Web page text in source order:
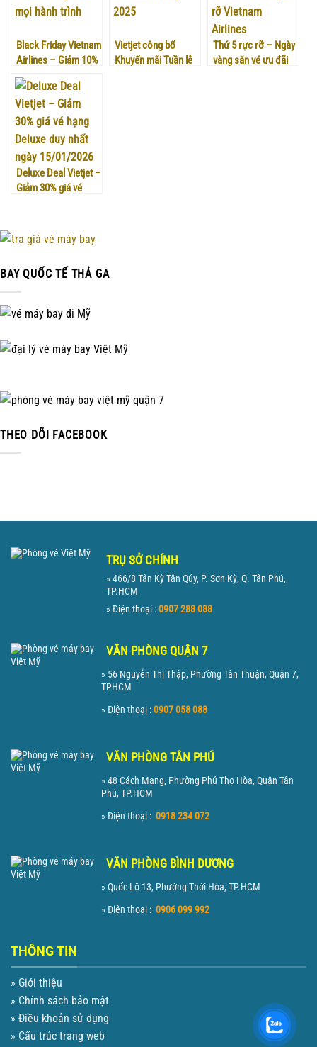
Black Friday Vietnam
Airlines – Giảm 10%
giá vé mọi hành trình
Vietjet công bố
Khuyến mãi Tuần lễ
Thứ 5 rực rỡ – Ngày
vàng săn vé ưu đãi
Deluxe Deal Vietjet –
Giảm 30% giá vé
15/01/2026
BAY QUỐC TẾ THẢ GA
THEO DÕI FACEBOOK
TRỤ SỞ CHÍNH
» 466/8 Tân Kỳ Tân Qúy, P. Sơn Kỳ, Q. Tân Phú,
TP.HCM
» Điện thoại :0907 288 088
VĂN PHÒNG QUẬN 7
» 56 Nguyễn Thị Thập, Phường Tân Thuận, Quận 7,
TPHCM
» Điện thoại :0907 058 088
VĂN PHÒNG TÂN PHÚ
» 48 Cách Mạng, Phường Phú Thọ Hòa, Quận Tân
Phú, TP.HCM
» Điện thoại : 0918 234 072
VĂN PHÒNG BÌNH DƯƠNG
» Quốc Lộ 13, Phường Thới Hòa, TP.HCM
» Điện thoại : 0906 099 992
THÔNG TIN
» Giới thiệu
» Chính sách bảo mật
» Điều khoản sử dụng
» Cấu trúc trang web